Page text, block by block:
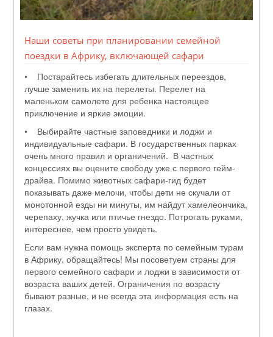
Наши советы при планировании семейной
поездки в Африку, включающей сафари
• Постарайтесь избегать длительных переездов,
лучше заменить их на перелеты. Перелет на
маленьком самолете для ребенка настоящее
приключение и яркие эмоции.
• Выбирайте частные заповедники и лоджи и
индивидуальные сафари. В государственных парках
очень много правил и органичений. В частных
концессиях вы оцените свободу уже с первого гейм-
драйва. Помимо животных сафари-гид будет
показывать даже мелочи, чтобы дети не скучали от
монотонной езды ни минуты, им найдут хамелеончика,
черепаху, жучка или птичье гнездо. Потрогать руками,
интереснее, чем просто увидеть.
Если вам нужна помощь эксперта по семейным турам
в Африку, обращайтесь! Мы посоветуем страны для
первого семейного сафари и лоджи в зависимости от
возраста ваших детей. Ограничения по возрасту
бывают разные, и не всегда эта информация есть на
глазах.